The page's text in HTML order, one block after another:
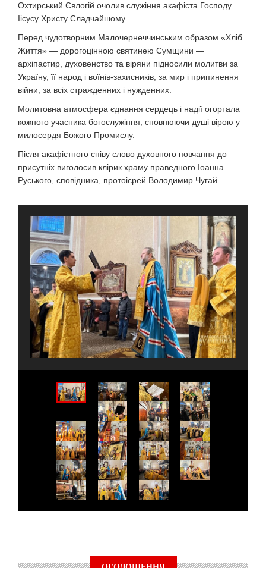
Охтирський Євлогій очолив служіння акафіста Господу
Іісусу Христу Сладчайшому.
Перед чудотворним Малочернеччинським образом «Хліб
Життя» — дорогоцінною святинею Сумщини —
архіпастир, духовенство та віряни підносили молитви за
Україну, її народ і воїнів-захисників, за мир і припинення
війни, за всіх стражденних і нужденних.
Молитовна атмосфера єднання сердець і надії огортала
кожного учасника богослужіння, сповнюючи душі вірою у
милосердя Божого Промислу.
Після акафістного співу слово духовного повчання до
присутніх виголосив клірик храму праведного Іоанна
Руського, сповідника, протоієрей Володимир Чугай.